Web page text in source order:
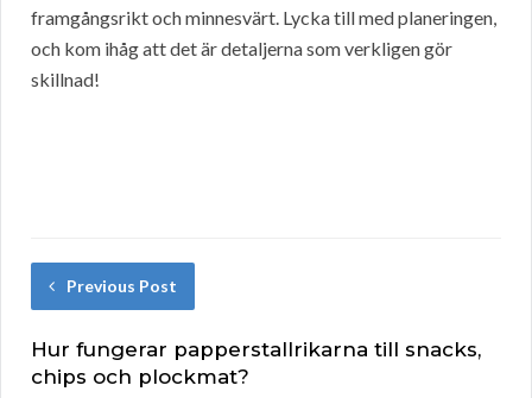
framgångsrikt och minnesvärt. Lycka till med planeringen,
och kom ihåg att det är detaljerna som verkligen gör
skillnad!
Previous Post
Hur fungerar papperstallrikarna till snacks,
chips och plockmat?